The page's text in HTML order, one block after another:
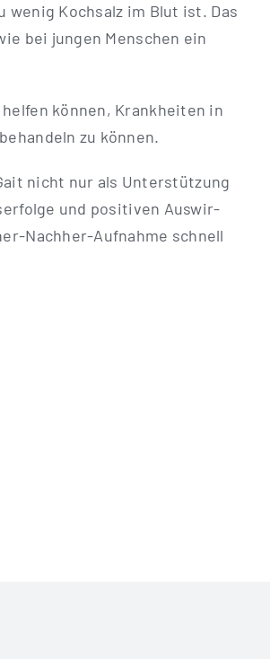
wenig Koch­salz im Blut ist. Das
bei jun­gen Men­schen ein
kön­nen, Krank­hei­ten in
zu können.
nicht nur als Unter­stüt­zung
und posi­ti­ven Aus­wir­
Nach­her-Auf­­­nah­­me schnell